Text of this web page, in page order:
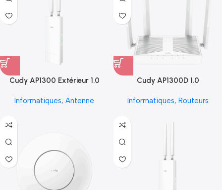
Cudy AP1300 Extérieur 1.0
Informatiques, Antenne
Cudy AP1300D 1.0
Informatiques, Routeurs